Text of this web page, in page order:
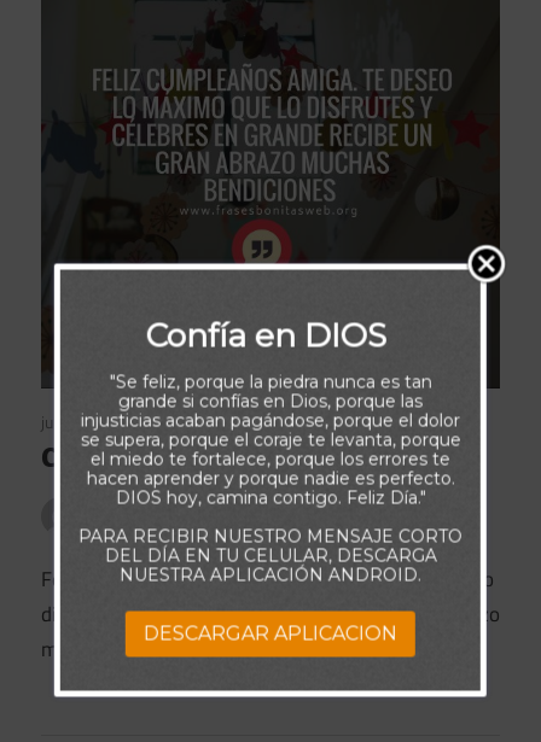
julio 1, 2019 Feliz Cumpleaños Amiga
Celebra en Grande
Publicado poradmin
Feliz Cumpleaños Amiga. te deseo lo máximo que lo
disfrutes y célebres en grande recibe un gran abrazo
muchas bendiciones.
Confía en DIOS
"Se feliz, porque la piedra nunca es tan
grande si confías en Dios, porque las
injusticias acaban pagándose, porque el dolor
se supera, porque el coraje te levanta, porque
el miedo te fortalece, porque los errores te
hacen aprender y porque nadie es perfecto.
DIOS hoy, camina contigo. Feliz Día."
PARA RECIBIR NUESTRO MENSAJE CORTO
DEL DÍA EN TU CELULAR, DESCARGA
NUESTRA APLICACIÓN ANDROID.
DESCARGAR APLICACION